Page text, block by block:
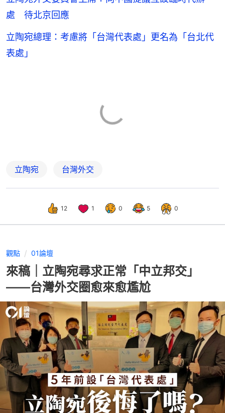
處 待北京回應
立陶宛總理：考慮將「台灣代表處」更名為「台北代
表處」
立陶宛 台灣外交
12 1 0 5 0
觀點 01論壇
來稿｜立陶宛尋求正常「中立邦交」
——台灣外交圈愈來愈尷尬